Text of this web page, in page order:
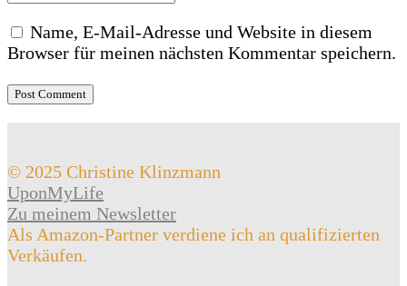
Name, E-Mail-Adresse und Website in diesem
Browser für meinen nächsten Kommentar speichern.
© 2025 Christine Klinzmann
UponMyLife
Zu meinem Newsletter
Als Amazon-Partner verdiene ich an qualifizierten
Verkäufen.